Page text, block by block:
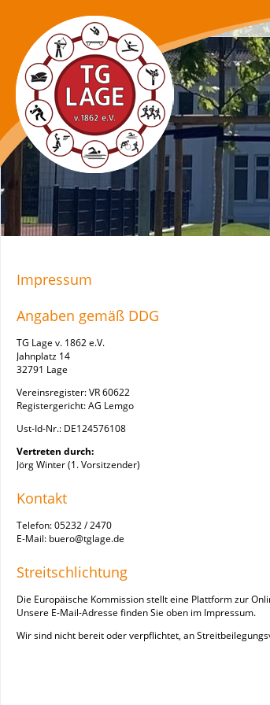
überspringen
Impressum
Angaben gemäß DDG
TG Lage v. 1862 e.V.
Jahnplatz 14
32791 Lage
Vereinsregister: VR 60622
Registergericht: AG Lemgo
Ust-Id-Nr.: DE124576108
Vertreten durch:
Jörg Winter (1. Vorsitzender)
Kontakt
Telefon: 05232 / 2470
E-Mail: buero@tglage.de
Streitschlichtung
Die Europäische Kommission stellt eine Plattform zur
Unsere E-Mail-Adresse finden Sie oben im Impressum.
Wir sind nicht bereit oder verpflichtet, an